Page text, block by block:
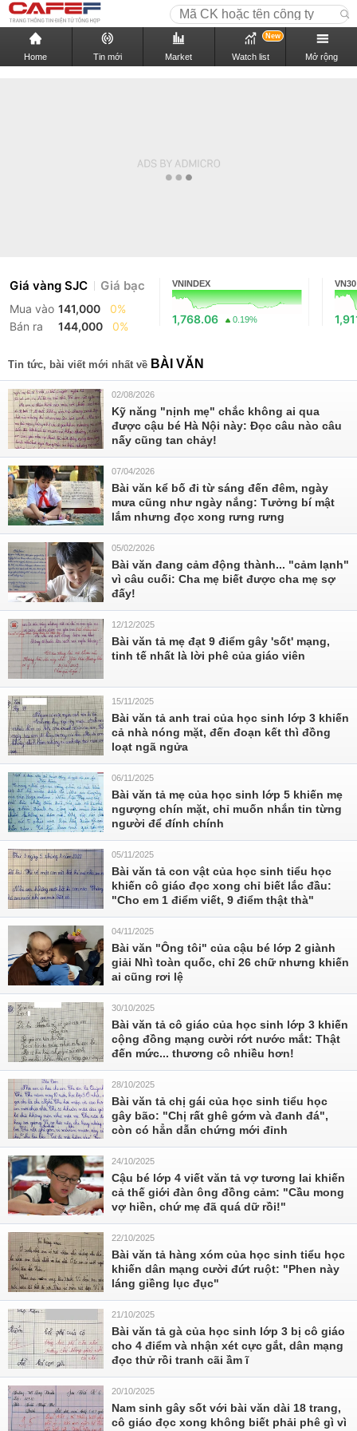
Home Tin mới Market Watch list
New
Mở rộng
Giá vàng SJC Giá bạc
Mua vào 141,000
0%
Bán ra
144,000 0%
VNINDEX
1,768.06 0.19%
VN30
Tin tức, bài viết mới nhất về BÀI VĂN
02/08/2026
Kỹ năng "nịnh mẹ" chắc không ai qua
được cậu bé Hà Nội này: Đọc câu nào câu
nấy cũng tan chảy!
07/04/2026
Bài văn kể bố đi từ sáng đến đêm, ngày
mưa cũng như ngày nắng: Tưởng bí mật
lắm nhưng đọc xong rưng rưng
05/02/2026
Bài văn đang cảm động thành... "cảm lạnh"
vì câu cuối: Cha mẹ biết được cha mẹ sợ
đấy!
12/12/2025
Bài văn tả mẹ đạt 9 điểm gây 'sốt' mạng,
tinh tế nhất là lời phê của giáo viên
15/11/2025
Bài văn tả anh trai của học sinh lớp 3 khiến
cả nhà nóng mặt, đến đoạn kết thì đồng
loạt ngã ngửa
06/11/2025
Bài văn tả mẹ của học sinh lớp 5 khiến mẹ
ngượng chín mặt, chỉ muốn nhắn tin từng
người để đính chính
05/11/2025
Bài văn tả con vật của học sinh tiểu học
khiến cô giáo đọc xong chỉ biết lắc đầu:
"Cho em 1 điểm viết, 9 điểm thật thà"
04/11/2025
Bài văn "Ông tôi" của cậu bé lớp 2 giành
giải Nhì toàn quốc, chỉ 26 chữ nhưng khiến
ai cũng rơi lệ
30/10/2025
Bài văn tả cô giáo của học sinh lớp 3 khiến
cộng đồng mạng cười rớt nước mắt: Thật
đến mức... thương cô nhiều hơn!
28/10/2025
Bài văn tả chị gái của học sinh tiểu học
gây bão: "Chị rất ghê gớm và đanh đá",
còn có hẳn dẫn chứng mới đỉnh
24/10/2025
Cậu bé lớp 4 viết văn tả vợ tương lai khiến
cả thế giới đàn ông đồng cảm: "Cầu mong
vợ hiền, chứ mẹ đã quá dữ rồi!"
22/10/2025
Bài văn tả hàng xóm của học sinh tiểu học
khiến dân mạng cười đứt ruột: "Phen này
láng giềng lục đục"
21/10/2025
Bài văn tả gà của học sinh lớp 3 bị cô giáo
cho 4 điểm và nhận xét cực gắt, dân mạng
đọc thử rồi tranh cãi ầm ĩ
20/10/2025
Nam sinh gây sốt với bài văn dài 18 trang,
cô giáo đọc xong không biết phải phê gì vì